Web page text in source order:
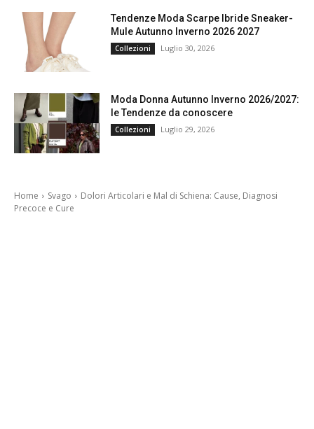
Tendenze Moda Scarpe Ibride Sneaker-
Mule Autunno Inverno 2026 2027
Collezioni Luglio 30, 2026
Moda Donna Autunno Inverno 2026/2027:
le Tendenze da conoscere
Collezioni Luglio 29, 2026